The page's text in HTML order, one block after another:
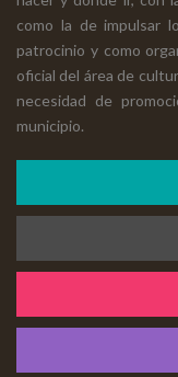
como la de impulsar
patrocinio y como
oficial del área de
necesidad de
municipio.